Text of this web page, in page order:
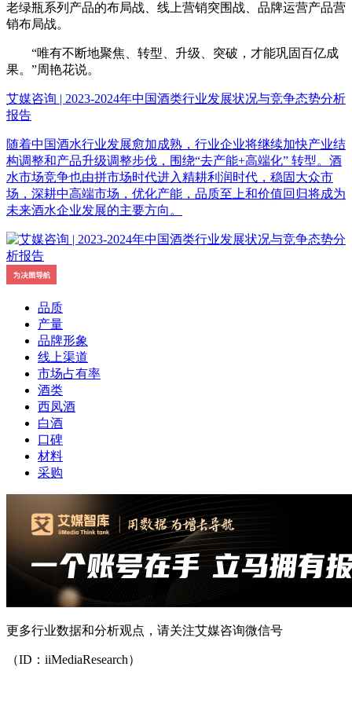
老绿瓶系列产品的布局战、线上营销突围战、品牌运营产品营
销布局战。
“唯有不断地聚焦、转型、升级、突破，才能巩固百亿成
果。”周艳花说。
艾媒咨询 | 2023-2024年中国酒类行业发展状况与竞争态势分析
报告
随着中国酒水行业发展愈加成熟，行业企业将继续加快产业结
构调整和产品升级调整步伐，围绕“去产能+高端化” 转型。酒
水市场竞争也由拼市场时代进入精耕利润时代，稳固大众市
场，深耕中高端市场，优化产能，品质至上和价值回归将成为
未来酒水企业发展的主要方向。
品质
产量
品牌形象
线上渠道
市场占有率
酒类
西凤酒
白酒
口碑
材料
采购
更多行业数据和分析观点，请关注艾媒咨询微信号
（ID：iiMediaResearch）